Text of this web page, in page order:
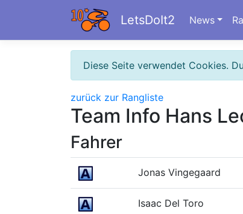
LetsDoIt2 News
Diese Seite verwendet Cookies.
zurück zur Rangliste
Team Info Hans
Fahrer
Jonas Vingegaard
Isaac Del Toro